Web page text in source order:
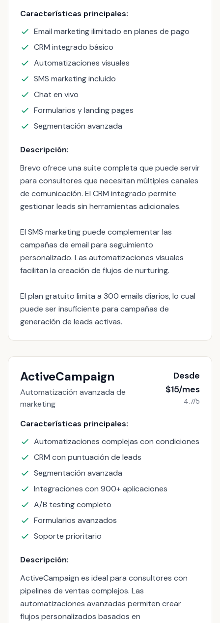
Características principales:
Email marketing ilimitado en planes de pago
CRM integrado básico
Automatizaciones visuales
SMS marketing incluido
Chat en vivo
Formularios y landing pages
Segmentación avanzada
Descripción:
Brevo ofrece una suite completa que puede servir
para consultores que necesitan múltiples canales
de comunicación. El CRM integrado permite
gestionar leads sin herramientas adicionales.
El SMS marketing puede complementar las
campañas de email para seguimiento
personalizado. Las automatizaciones visuales
facilitan la creación de flujos de nurturing.
El plan gratuito limita a 300 emails diarios, lo cual
puede ser insuficiente para campañas de
generación de leads activas.
ActiveCampaign
Automatización avanzada de
marketing
Desde
$15/mes
4.7/5
Características principales:
Automatizaciones complejas con condiciones
CRM con puntuación de leads
Segmentación avanzada
Integraciones con 900+ aplicaciones
A/B testing completo
Formularios avanzados
Soporte prioritario
Descripción:
ActiveCampaign es ideal para consultores con
pipelines de ventas complejos. Las
automatizaciones avanzadas permiten crear
flujos personalizados basados en